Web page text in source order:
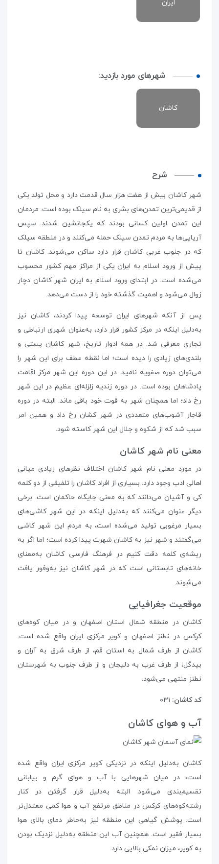
ایران
شهرهای مورد بازدید:
کاشان
شرح
شهر کاشان بیش از هفت هزار سال قدمت دارد و محل تولد یکی
از قدیمی‌ترین تمدن‌های بشری به نام سیلک بوده است. مردمان
این تمدن اولین کسانی بودند که یکجانشین شدند. سپس
آریایی‌ها به مردم تمدن سیلک حمله می‌کنند و در منطقه سیلک
که در جنوب غربی کاشان قرار دارد ساکن می‌شوند. کاشان تا
پیش از ورود اسلام به ایران یکی از مراکز مهم کشور محسوب
می‌شده است. در ابتدای ورود اسلام به ایران شهر کاشان دچار
زوال می‌شود و اهمیت گذشته خود را از دست می‌دهد.
پس از آنکه شهرهای ایران توسعه پیدا کردند، کاشان نیز
به‌دلیل اینکه در مرکز کشور قرار دارد، به‌عنوان شهری ارتباطی و
تجاری معرفی شد. در همه ادوار تاریخ، شهر کاشان پستی و
بلندی‌های زیادی را دیده است؛ اما نقطه عطف برای این شهر را
می‌توان دوره‌ صفویه نامید. در این دوره این شهر مرکز اقامت
پادشاهان بوده است. در دوره‌ زندیه زلزله‌ای عظیم در این شهر
رخ داد؛ اما همچنان شهر به قوت خود باقی ماند. البته در دوره‌
قاجار آشوب‌های متعددی در شهر کشان رخ داد و همین امر
سبب شد که از شکوه و جلال این شهر کاسته شود.
معنی نام شهر کاشان
در مورد معنی نام شهر کاشان اختلاف نظرهای زیادی میانی
اهالی ادب وجود دارد. بسیاری از افراد کاشان را تلفیقی از دو کلمه
کی و آشیان می‌دانند که به معنی جایگاه حاکمان است. برخی
دیگر عنوان ‌می‌کنند که به‌دلیل اینکه در این شهر کاشی‌های
بسیار مرغوبی تولید می‌شده است، به مردم این شهر کاشی
می‌گفتند و شهر نیز به کاشان شهرت پیدا کرده است؛ اما اگر به
ریشه‌ی کلمه دقت کنیم در فرهنگ فارسی کاشان به‌معنای
خانه‌های تابستانی است که در شهر کاشان نیز به‌وفور یافت
می‌شوند.
موقعیت جغرافیایی
کاشان در منطقه شمال استان اصفهان و در میان کوه‌های
کرکس در نطنز اصفهان و کویر مرکزی ایران واقع شده است.
کاشان از طرف شمال به استان قم، از طرف شرق به آران و
بیدگل، از طرف غرب به دلیجان و از طرف جنوب به شهرستان
نطنز منتهی می‌شود.
کد کاشان:
آب و هوای کاشان
کاشان به‌دلیل اینکه در نزدیکی کویر مرکزی ایران واقع شده
است، در میان شهرهایی با آب و هوای گرم و بیابانی
تقسیم‌بندی می‌شود. البته به‌دلیل قرار گرفتن در کنار
رشته‌کوه‌های کرکس در مناطق مرتفع آب و هوا کمی معتدل‌تر
است. پوشش گیاهی این منطقه نیز به‌حاطر دمای بالای هوا
بسیار فقیر است. همچنین آب این منطقه به‌دلیل نزدیک بودن
به کویر، میزان نمکی بالایی دارد.